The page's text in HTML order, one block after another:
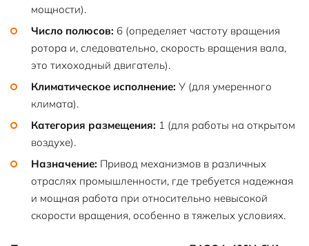
мощности).
Число полюсов: 6 (определяет частоту вращения
ротора и, следовательно, скорость вращения вала,
это тихоходный двигатель).
Климатическое исполнение: У (для умеренного
климата).
Категория размещения: 1 (для работы на открытом
воздухе).
Назначение: Привод механизмов в различных
отраслях промышленности, где требуется надежная
и мощная работа при относительно невысокой
скорости вращения, особенно в тяжелых условиях.